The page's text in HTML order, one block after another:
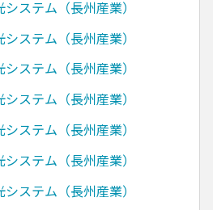
システム（長州産業）
システム（長州産業）
システム（長州産業）
システム（長州産業）
システム（長州産業）
システム（長州産業）
システム（長州産業）